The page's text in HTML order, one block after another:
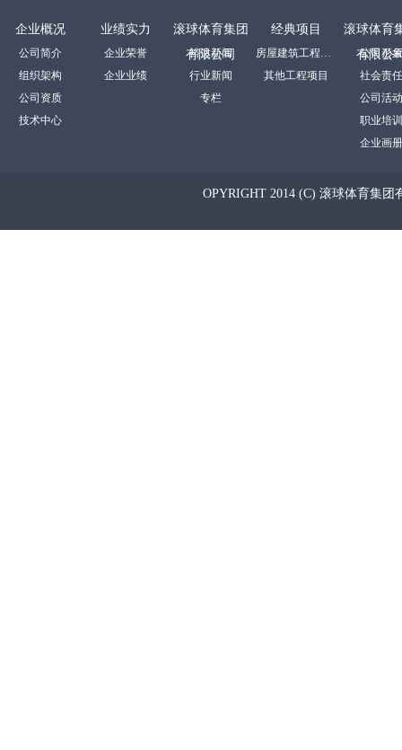
企业概况
公司简介
组织架构
公司资质
技术中心
业绩实力
企业荣誉
企业业绩
滚球体育集团
有限公司
裕达新闻
行业新闻
专栏
经典项目
房屋建筑工程项目
其他工程项目
滚球体育
有限公
公司形象
社会责任
公司活动
职业培训
企业画册
OPYRIGHT 2014 (C) 滚球体育集团